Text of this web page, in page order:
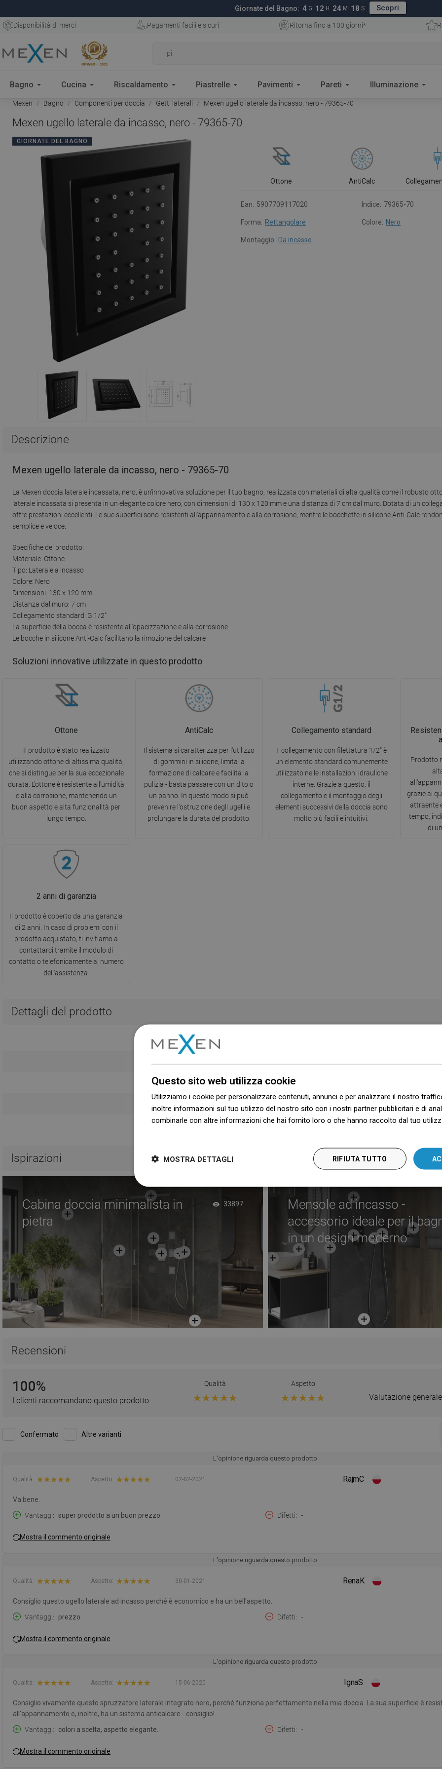
Giornate del Bagno: 4 G 12 H 24 M 17 S Scopri
Disponibilità di merci Pagamenti facili e sicuri Ritorna fino a 100 giorni*
Bagno Cucina Riscaldamento Piastrelle Pavimenti Pareti Illuminazione
Mexen Bagno Componenti per doccia Getti laterali Mexen ugello laterale da incasso, nero - 79365-70
Mexen ugello laterale da incasso, nero - 79365-70
GIORNATE DEL BAGNO
Ottone AntiCalc
Ean: 5907709117020 Indice: 79365-70
Forma: Rettangolare Colore: Nero
Montaggio: Da incasso
Descrizione
Mexen ugello laterale da incasso, nero - 79365-70
La Mexen doccia laterale incassata, nero, è un'innovativa soluzione per il tuo bagno, realizzata con materiali di alta qualità come il robusto
laterale incassata si presenta in un elegante colore nero, con dimensioni di 130 x 120 mm e una distanza di 7 cm dal muro. Dotata di un
offre prestazioni eccellenti. Le sue superfici sono resistenti all'appannamento e alla corrosione, mentre le bocchette in silicone Anti-Calc
semplice e veloce.
Specifiche del prodotto:
Materiale: Ottone
Tipo: Laterale a incasso
Colore: Nero
Dimensioni: 130 x 120 mm
Distanza dal muro: 7 cm
Collegamento standard: G 1/2"
La superficie della bocca è resistente all'opacizzazione e alla corrosione
Le bocche in silicone Anti-Calc facilitano la rimozione del calcare
Soluzioni innovative utilizzate in questo prodotto
Ottone
Il prodotto è stato realizzato
utilizzando ottone di altissima qualità,
che si distingue per la sua eccezionale
durata. L'ottone è resistente all'umidità
e alla corrosione, mantenendo un
buon aspetto e alta funzionalità per
lungo tempo.
AntiCalc
Il sistema si caratterizza per l'utilizzo
di gommini in silicone, limita la
formazione di calcare e facilita la
pulizia - basta passare con un dito o
un panno. In questo modo si può
prevenire l'ostruzione degli ugelli e
prolungare la durata del prodotto.
Collegamento standard
Il collegamento con filettatura 1/2" è
un elemento standard comunemente
utilizzato nelle installazioni idrauliche
interne. Grazie a questo, il
collegamento e il montaggio degli
elementi successivi della doccia sono
molto più facili e intuitivi.
Prodotto
grazie ai
attraente
tempo,
di
2 anni di garanzia
Il prodotto è coperto da una garanzia
di 2 anni. In caso di problemi con il
prodotto acquistato, ti invitiamo a
contattarci tramite il modulo di
contatto o telefonicamente al numero
dell'assistenza.
Dettagli del prodotto
Montaggio Da incasso
Produttore Visualizza
Ispirazioni
Cabina doccia minimalista in
pietra
33897
Mensole ad incasso -
accessorio ideale per il
in un design moderno
Recensioni
100%
I clienti raccomandano questo prodotto
Qualità Aspetto
Valutazione
Confermato Altre varianti
L'opinione riguarda questo prodotto
RajmC
02-02-2021
Qualità: Aspetto:
Va bene.
Vantaggi
super prodotto a un buon prezzo. Difetti -
Mostra il commento originale
L'opinione riguarda questo prodotto
RenaK
30-01-2021
Qualità: Aspetto:
Consiglio questo ugello laterale ad incasso perché è economico e ha un bell'aspetto.
Vantaggi
prezzo. Difetti -
Mostra il commento originale
L'opinione riguarda questo prodotto
IgnaS
15-06-2020
Qualità: Aspetto:
Consiglio vivamente questo spruzzatore laterale integrato nero, perché funziona perfettamente nella mia doccia. La sua superficie è
all'appannamento e, inoltre, ha un sistema anticalcare - consiglio!
Vantaggi
colori a scelta, aspetto elegante. Difetti -
Mostra il commento originale
Questo sito web utilizza cookie
Utilizziamo i cookie per personalizzare contenuti, annunci e per analizzare il nostro
inoltre informazioni sul tuo utilizzo del nostro sito con i nostri partner pubblicitari e di
combinarle con altre informazioni che hai fornito loro o che hanno raccolto dal tuo
RIFIUTA TUTTO
MOSTRA DETTAGLI